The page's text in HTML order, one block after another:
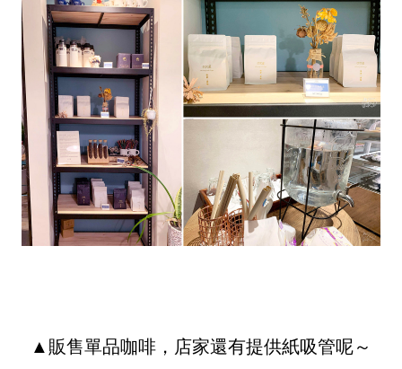
▲販售單品咖啡，店家還有提供紙吸管呢～